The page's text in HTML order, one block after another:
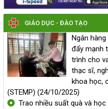
định số 22/2023/QĐ-TTg,
Chính phủ về tín dụng đối
tù.
(20/05/2026, 00:00)
Nguồn vốn tín dụng chính
nghèo và các đối tượng
xã Krông Búk vươn lên trong
(14/05/2026, 00:00)
GIÁO DỤC - ĐÀO TẠO
Ngân
đẩy mạnh
trình cho
thạc sĩ,
khoa học,
(STEMP) (24/10/2025)
Trao nhiều suất quà và